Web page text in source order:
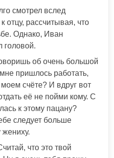
смотрел вслед
отцу, рассчитывая, что
Однако, Иван
головой.
об очень большой
пришлось работать,
счёте? И вдруг вот
её не пойми кому. С
к этому пацану?
следует больше
жениху.
что это твой